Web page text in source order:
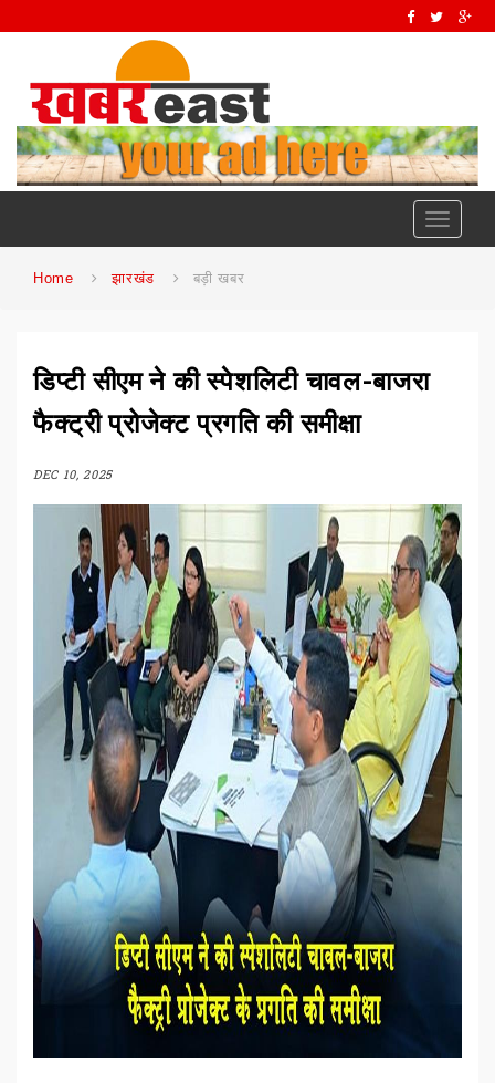
Toggle
Home झारखंड बड़ी खबर
डिप्टी सीएम ने की स्पेशलिटी चावल-बाजरा
फैक्ट्री प्रोजेक्ट प्रगति की समीक्षा
DEC 10, 2025